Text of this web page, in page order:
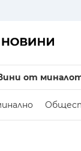
от